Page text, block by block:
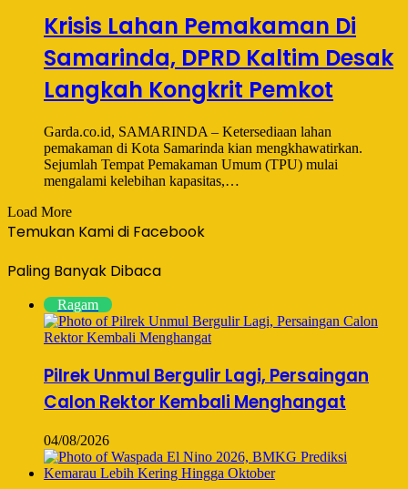
Krisis Lahan Pemakaman Di
Samarinda, DPRD Kaltim Desak
Langkah Kongkrit Pemkot
Garda.co.id, SAMARINDA – Ketersediaan lahan
pemakaman di Kota Samarinda kian mengkhawatirkan.
Sejumlah Tempat Pemakaman Umum (TPU) mulai
mengalami kelebihan kapasitas,…
Load More
Temukan Kami di Facebook
Paling Banyak Dibaca
Ragam
Pilrek Unmul Bergulir Lagi, Persaingan
Calon Rektor Kembali Menghangat
04/08/2026